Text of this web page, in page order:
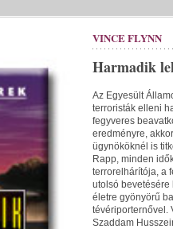
VINCE FLYNN
Harmadik
Az Egyesült
terroristák elleni
fegyveres
eredményre,
ügynököknél is
Rapp, minden
terrorelhárítója, a
utolsó bevetésére
életre gyönyörű
tévériporternővel.
Szaddam